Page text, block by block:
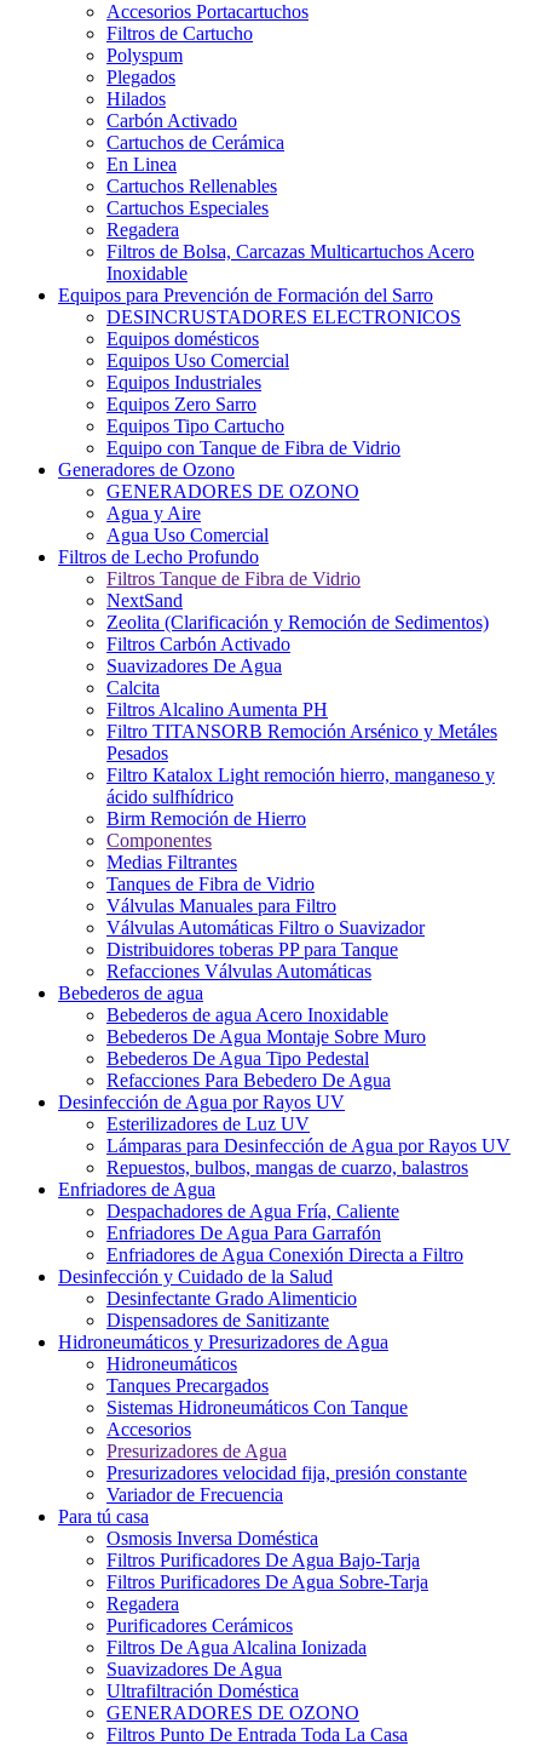
Accesorios Portacartuchos
Filtros de Cartucho
Polyspum
Plegados
Hilados
Carbón Activado
Cartuchos de Cerámica
En Linea
Cartuchos Rellenables
Cartuchos Especiales
Regadera
Filtros de Bolsa, Carcazas Multicartuchos Acero
Inoxidable
Equipos para Prevención de Formación del Sarro
DESINCRUSTADORES ELECTRONICOS
Equipos domésticos
Equipos Uso Comercial
Equipos Industriales
Equipos Zero Sarro
Equipos Tipo Cartucho
Equipo con Tanque de Fibra de Vidrio
Generadores de Ozono
GENERADORES DE OZONO
Agua y Aire
Agua Uso Comercial
Filtros de Lecho Profundo
Filtros Tanque de Fibra de Vidrio
NextSand
Zeolita (Clarificación y Remoción de Sedimentos)
Filtros Carbón Activado
Suavizadores De Agua
Calcita
Filtros Alcalino Aumenta PH
Filtro TITANSORB Remoción Arsénico y Metáles
Pesados
Filtro Katalox Light remoción hierro, manganeso y
ácido sulfhídrico
Birm Remoción de Hierro
Componentes
Medias Filtrantes
Tanques de Fibra de Vidrio
Válvulas Manuales para Filtro
Válvulas Automáticas Filtro o Suavizador
Distribuidores toberas PP para Tanque
Refacciones Válvulas Automáticas
Bebederos de agua
Bebederos de agua Acero Inoxidable
Bebederos De Agua Montaje Sobre Muro
Bebederos De Agua Tipo Pedestal
Refacciones Para Bebedero De Agua
Desinfección de Agua por Rayos UV
Esterilizadores de Luz UV
Lámparas para Desinfección de Agua por Rayos UV
Repuestos, bulbos, mangas de cuarzo, balastros
Enfriadores de Agua
Despachadores de Agua Fría, Caliente
Enfriadores De Agua Para Garrafón
Enfriadores de Agua Conexión Directa a Filtro
Desinfección y Cuidado de la Salud
Desinfectante Grado Alimenticio
Dispensadores de Sanitizante
Hidroneumáticos y Presurizadores de Agua
Hidroneumáticos
Tanques Precargados
Sistemas Hidroneumáticos Con Tanque
Accesorios
Presurizadores de Agua
Presurizadores velocidad fija, presión constante
Variador de Frecuencia
Para tú casa
Osmosis Inversa Doméstica
Filtros Purificadores De Agua Bajo-Tarja
Filtros Purificadores De Agua Sobre-Tarja
Regadera
Purificadores Cerámicos
Filtros De Agua Alcalina Ionizada
Suavizadores De Agua
Ultrafiltración Doméstica
GENERADORES DE OZONO
Filtros Punto De Entrada Toda La Casa